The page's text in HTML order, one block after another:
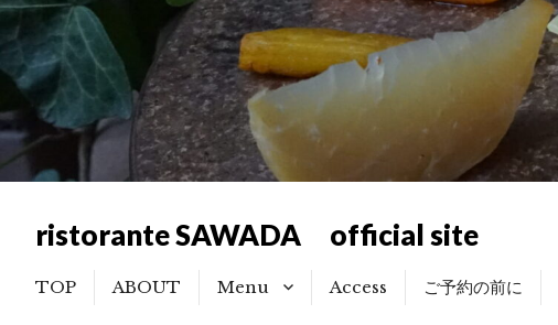
ristorante SAWADA official site
TOP ABOUT Menu Access ご予約の前に